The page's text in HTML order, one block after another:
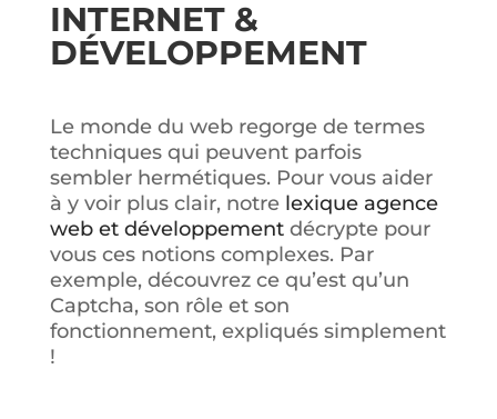
INTERNET &
DÉVELOPPEMENT
Le monde du web regorge de termes
techniques qui peuvent parfois
sembler hermétiques. Pour vous aider
à y voir plus clair, notre lexique agence
web et développementdécrypte pour
vous ces notions complexes. Par
exemple, découvrez ce qu’est qu’un
Captcha, son rôle et son
fonctionnement, expliqués simplement
!